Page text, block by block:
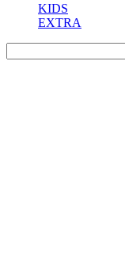
KIDS
EXTRA